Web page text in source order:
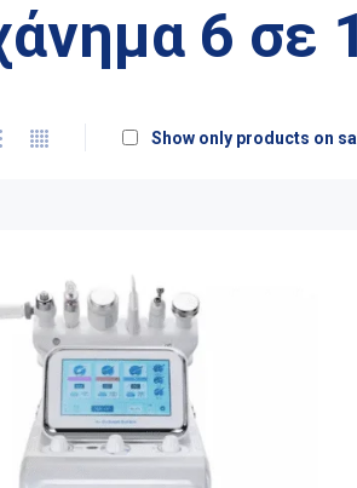
6 σε 1
Show only products on